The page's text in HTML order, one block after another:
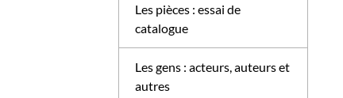
Les pièces : essai de
catalogue
Les gens : acteurs, auteurs et
autres